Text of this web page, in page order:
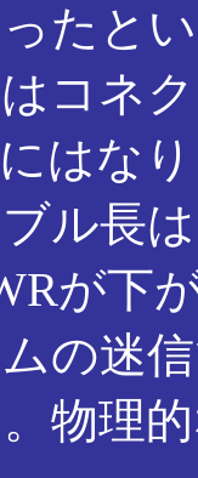
たと
コネ
はな
ル長
が下
の迷
物理